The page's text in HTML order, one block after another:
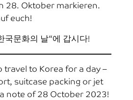
28. Oktober markieren.
euch!
국문화의 날“에 갑시다!
travel to Korea for a day –
suitcase packing or jet
note of 28 October 2023!